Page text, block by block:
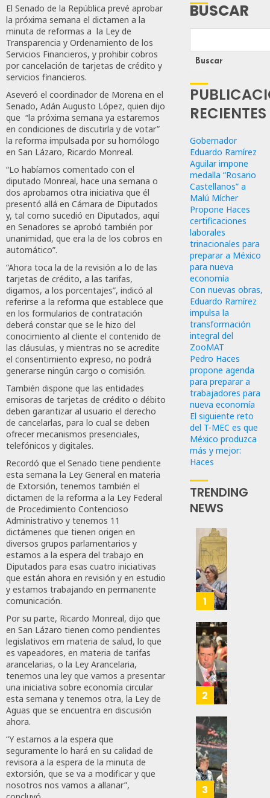
El Senado de la República prevé aprobar
la próxima semana el dictamen a la
minuta de reformas a la Ley de
Transparencia y Ordenamiento de los
Servicios Financieros, y prohibir cobros
por cancelación de tarjetas de crédito y
servicios financieros.
Aseveró el coordinador de Morena en el
Senado, Adán Augusto López, quien dijo
que “la próxima semana ya estaremos
en condiciones de discutirla y de votar”
la reforma impulsada por su homólogo
en San Lázaro, Ricardo Monreal.
“Lo habíamos comentado con el
diputado Monreal, hace una semana o
dos aprobamos otra iniciativa que él
presentó allá en Cámara de Diputados
y, tal como sucedió en Diputados, aquí
en Senadores se aprobó también por
unanimidad, que era la de los cobros en
automático”.
“Ahora toca la de la revisión a lo de las
tarjetas de crédito, a las tarifas,
digamos, a los porcentajes”, indicó al
referirse a la reforma que establece que
en los formularios de contratación
deberá constar que se le hizo del
conocimiento al cliente el contenido de
las cláusulas, y mientras no se acredite
el consentimiento expreso, no podrá
generarse ningún cargo o comisión.
También dispone que las entidades
emisoras de tarjetas de crédito o débito
deben garantizar al usuario el derecho
de cancelarlas, para lo cual se deben
ofrecer mecanismos presenciales,
telefónicos y digitales.
Recordó que el Senado tiene pendiente
esta semana la Ley General en materia
de Extorsión, tenemos también el
dictamen de la reforma a la Ley Federal
de Procedimiento Contencioso
Administrativo y tenemos 11
dictámenes que tienen origen en
diversos grupos parlamentarios y
estamos a la espera del trabajo en
Diputados para esas cuatro iniciativas
que están ahora en revisión y en estudio
y estamos trabajando en permanente
comunicación.
Por su parte, Ricardo Monreal, dijo que
en San Lázaro tienen como pendientes
legislativos em materia de salud, lo que
es vapeadores, en materia de tarifas
arancelarias, o la Ley Arancelaria,
tenemos una ley que vamos a presentar
una iniciativa sobre economía circular
esta semana y tenemos otra, la Ley de
Aguas que se encuentra en discusión
ahora.
“Y estamos a la espera que
seguramente lo hará en su calidad de
revisora a la espera de la minuta de
extorsión, que se va a modificar y que
nosotros nos vamos a allanar”,
BUSCAR
Buscar
RECIENTES
Gobernador
Eduardo Ramírez
Aguilar impone
medalla “Rosario
Castellanos” a
Malú Mícher
Propone Haces
certificaciones
laborales
trinacionales para
preparar a México
para nueva
economía
Con nuevas obras,
Eduardo Ramírez
impulsa la
transformación
integral del
ZooMAT
Pedro Haces
propone agenda
para preparar a
trabajadores para
nueva economía
El siguiente reto
del T-MEC es que
México produzca
más y mejor:
Haces
TRENDING
NEWS
1
2
3